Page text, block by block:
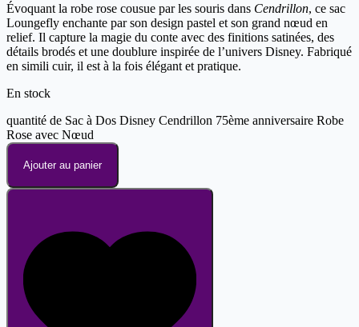
Évoquant la robe rose cousue par les souris dans Cendrillon, ce sac
Loungefly enchante par son design pastel et son grand nœud en
relief. Il capture la magie du conte avec des finitions satinées, des
détails brodés et une doublure inspirée de l’univers Disney. Fabriqué
en simili cuir, il est à la fois élégant et pratique.
En stock
quantité de Sac à Dos Disney Cendrillon 75ème anniversaire Robe
Rose avec Nœud
Ajouter au panier